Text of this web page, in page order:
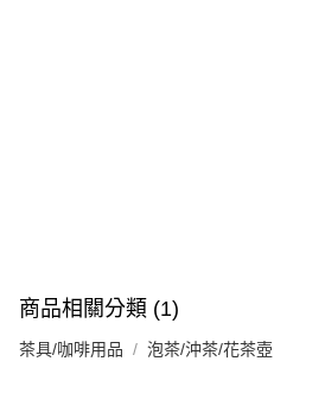
商品相關分類 (1)
茶具/咖啡用品 泡茶/沖茶/花茶壺